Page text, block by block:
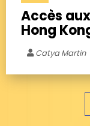
Accès
Hong
Catya Martin